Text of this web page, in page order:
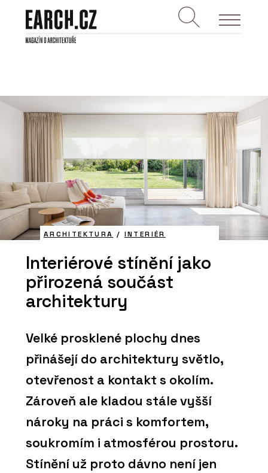
ARCHITEKTURA / INTERIÉR
Interiérové stínění jako
přirozená součást
architektury
Velké prosklené plochy dnes
přinášejí do architektury světlo,
otevřenost a kontakt s okolím.
Zároveň ale kladou stále vyšší
nároky na práci s komfortem,
soukromím i atmosférou prostoru.
Stínění už proto dávno není jen